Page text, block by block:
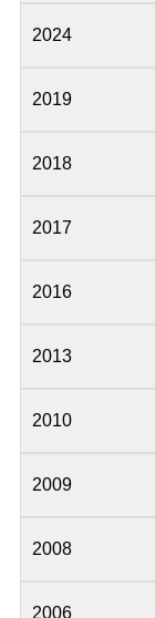
2024
2019
2018
2017
2016
2013
2010
2009
2008
2006